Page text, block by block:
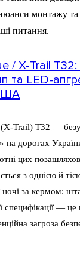
монтажу та
питання.
/ X-Trail T32:
та LED-
Trail) T32 —
на дорогах
цих
з однією й
за кермом:
специфікації — це
загроза